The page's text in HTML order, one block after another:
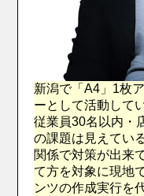
新潟で「A4」1枚
ーとして活動して
従業員30名以内・
の課題は見えてい
関係で対策が出来
て方を対象に現地
ンツの作成実行を